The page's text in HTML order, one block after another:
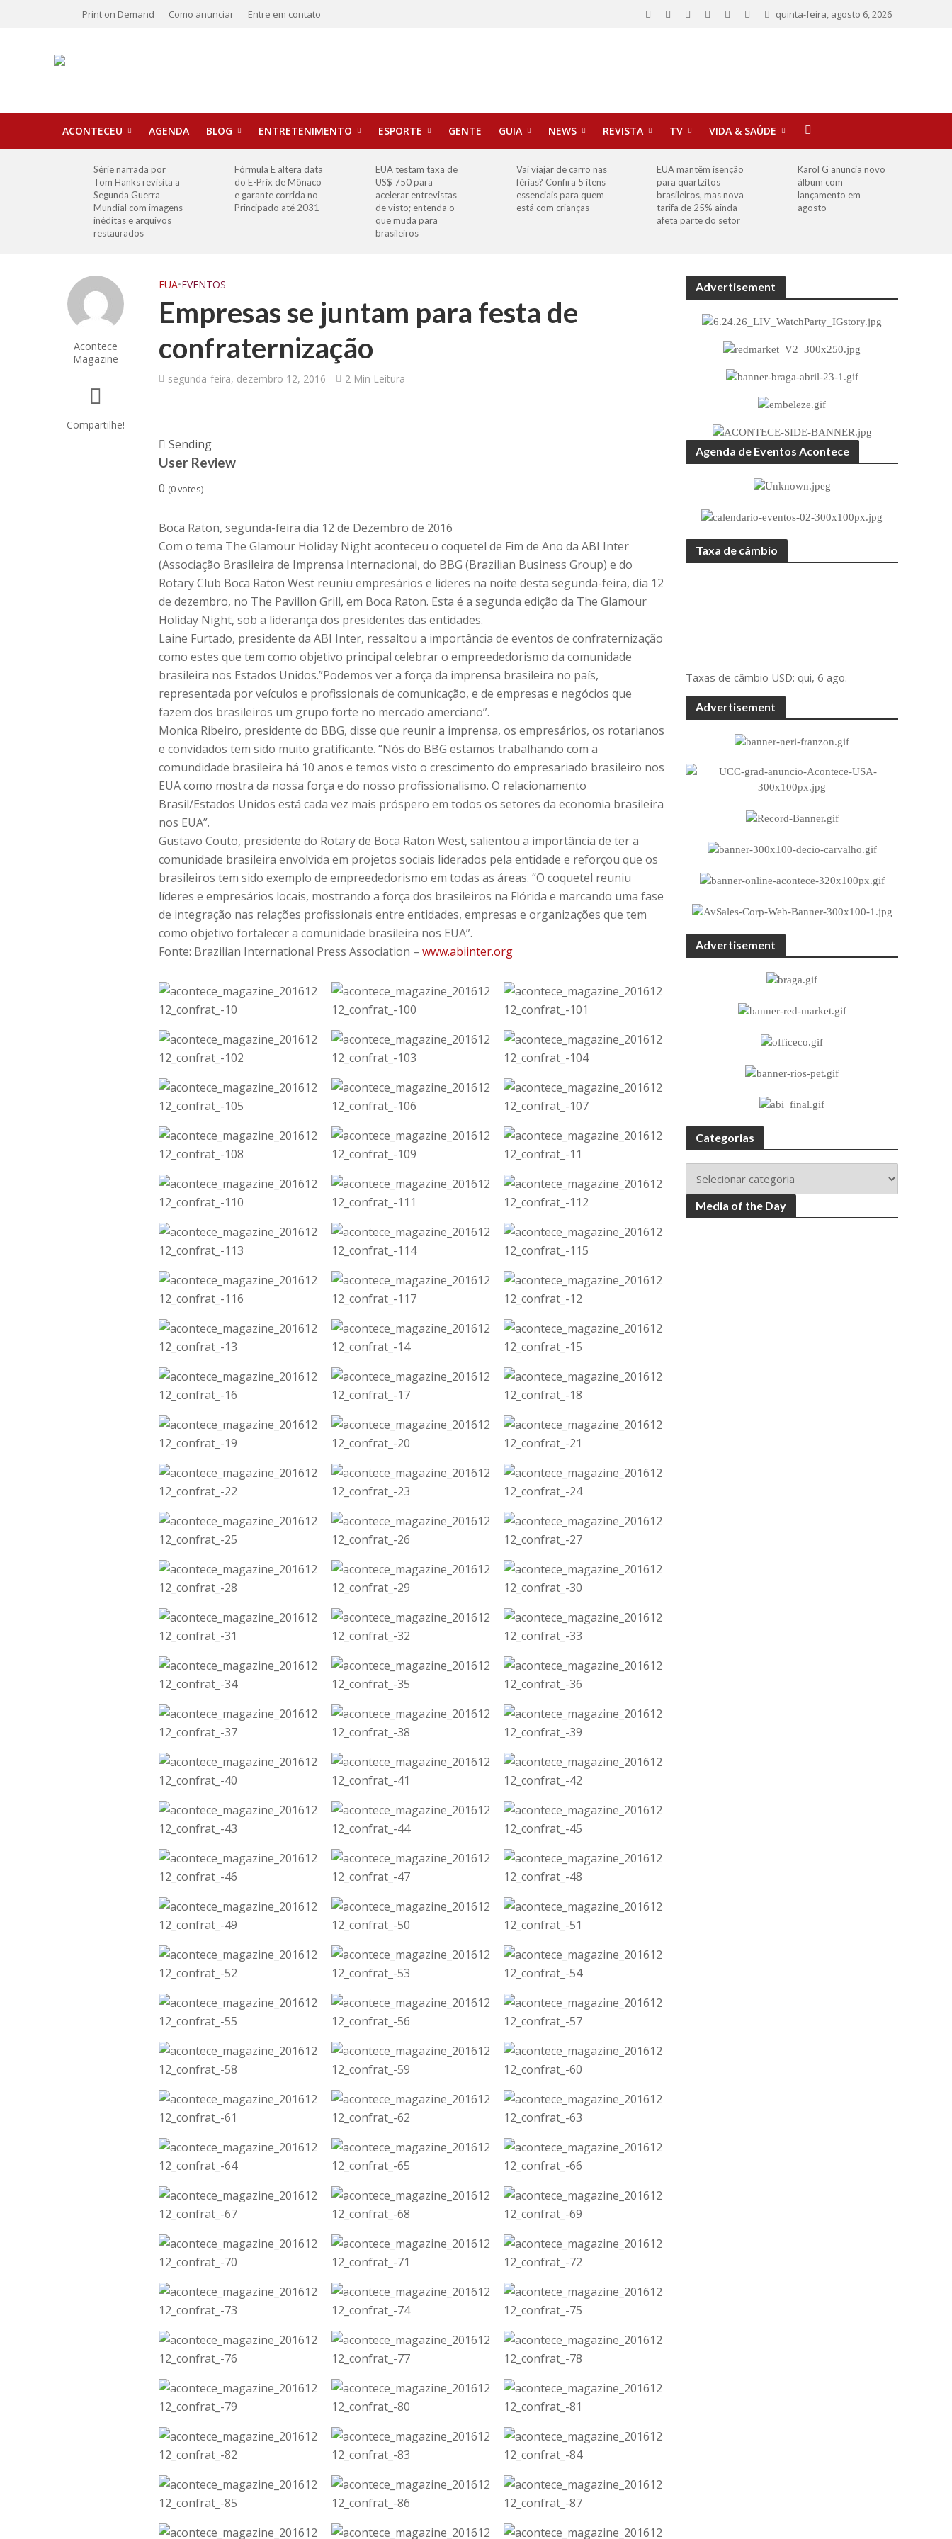
Print on Demand Como anunciar Entre em contato quinta-feira, agosto 6, 2026
ACONTECEU AGENDA BLOG ENTRETENIMENTO ESPORTE GENTE GUIA NEWS REVISTA TV VIDA & SAÚDE
Série narrada por
Tom Hanks revisita a
Segunda Guerra
Mundial com imagens
inéditas e arquivos
restaurados
Fórmula E altera data
do E-Prix de Mônaco
e garante corrida no
Principado até 2031
EUA testam taxa de
US$ 750 para
acelerar entrevistas
de visto; entenda o
que muda para
brasileiros
Vai viajar de carro nas
férias? Confira 5 itens
essenciais para quem
está com crianças
EUA mantêm isenção
para quartzitos
brasileiros, mas nova
tarifa de 25% ainda
afeta parte do setor
Karol G anuncia novo
álbum com
lançamento em
agosto
Acontece
Magazine
Compartilhe!
EUA•EVENTOS
Empresas se juntam para festa de
confraternização
segunda-feira, dezembro 12, 2016 2 Min Leitura
Sending
User Review
0 (0votes)
Boca Raton, segunda-feira dia 12 de Dezembro de 2016
Com o tema The Glamour Holiday Night aconteceu o coquetel de Fim de Ano da ABI Inter
(Associação Brasileira de Imprensa Internacional, do BBG (Brazilian Business Group) e do
Rotary Club Boca Raton West reuniu empresários e lideres na noite desta segunda-feira, dia 12
de dezembro, no The Pavillon Grill, em Boca Raton. Esta é a segunda edição da The Glamour
Holiday Night, sob a liderança dos presidentes das entidades.
Laine Furtado, presidente da ABI Inter, ressaltou a importância de eventos de confraternização
como estes que tem como objetivo principal celebrar o empreededorismo da comunidade
brasileira nos Estados Unidos.”Podemos ver a força da imprensa brasileira no país,
representada por veículos e profissionais de comunicação, e de empresas e negócios que
fazem dos brasileiros um grupo forte no mercado amerciano”.
Monica Ribeiro, presidente do BBG, disse que reunir a imprensa, os empresários, os rotarianos
e convidados tem sido muito gratificante. “Nós do BBG estamos trabalhando com a
comundidade brasileira há 10 anos e temos visto o crescimento do empresariado brasileiro nos
EUA como mostra da nossa força e do nosso profissionalismo. O relacionamento
Brasil/Estados Unidos está cada vez mais próspero em todos os setores da economia brasileira
nos EUA”.
Gustavo Couto, presidente do Rotary de Boca Raton West, salientou a importância de ter a
comunidade brasileira envolvida em projetos sociais liderados pela entidade e reforçou que os
brasileiros tem sido exemplo de empreededorismo em todas as áreas. “O coquetel reuniu
líderes e empresários locais, mostrando a força dos brasileiros na Flórida e marcando uma fase
de integração nas relações profissionais entre entidades, empresas e organizações que tem
como objetivo fortalecer a comunidade brasileira nos EUA”.
Fonte: Brazilian International Press Association –www.abiinter.org
Advertisement
Agenda de Eventos Acontece
Taxa de câmbio
Taxas de câmbio USD: qui, 6 ago.
Advertisement
Advertisement
Categorias
Media of the Day